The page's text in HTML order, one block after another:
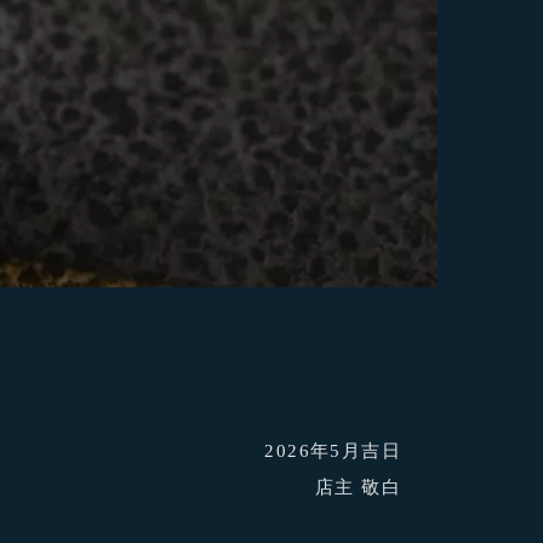
2026年5月吉日
店主 敬白